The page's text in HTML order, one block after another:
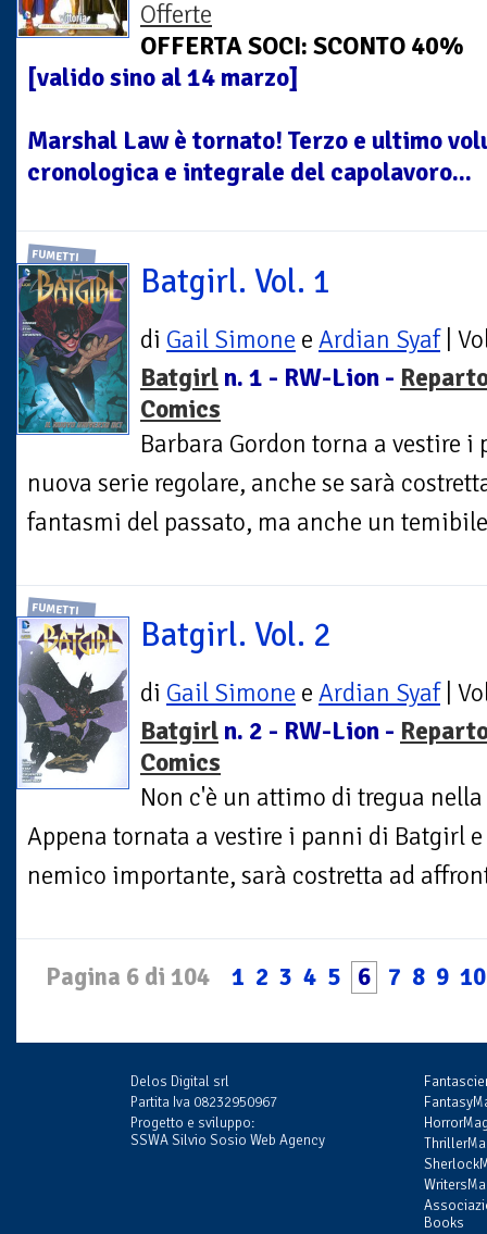
Offerte
OFFERTA SOCI: SCONTO 40%
[valido sino al 14 marzo]
Marshal Law è tornato! Terzo e ultimo
cronologica e integrale del capolavoro...
FUMETTI
Batgirl. Vol. 1
di Gail Simone e Ardian Syaf|
Batgirl n. 1 - RW-Lion -
Comics
Barbara Gordon torna a vestire
nuova serie regolare, anche se sarà
fantasmi del passato, ma anche un
FUMETTI
Batgirl. Vol. 2
di Gail Simone e Ardian Syaf|
Batgirl n. 2 - RW-Lion -
Comics
Non c'è un attimo di tregua
Appena tornata a vestire i panni di Batgirl
nemico importante, sarà costretta ad
Pagina 6 di 104 1 2 3 4 5 6 7 8 9 10
Delos Digital srl
Partita Iva 08232950967
Progetto e sviluppo:
SSWA Silvio Sosio Web Agency
Books